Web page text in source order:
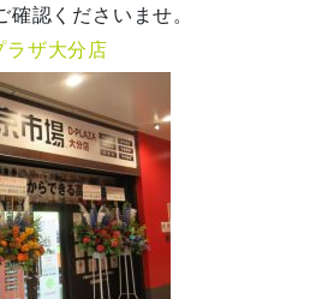
認くださいませ。
ラザ大分店